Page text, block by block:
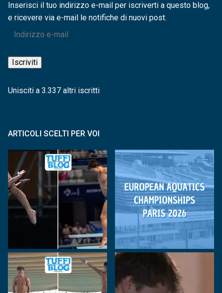
Inserisci il tuo indirizzo e-mail per iscriverti a questo blog,
e ricevere via e-mail le notifiche di nuovi post.
Indirizzo
mail
Iscriviti
Unisciti a 3.337 altri iscritti
ARTICOLI SCELTI PER VOI